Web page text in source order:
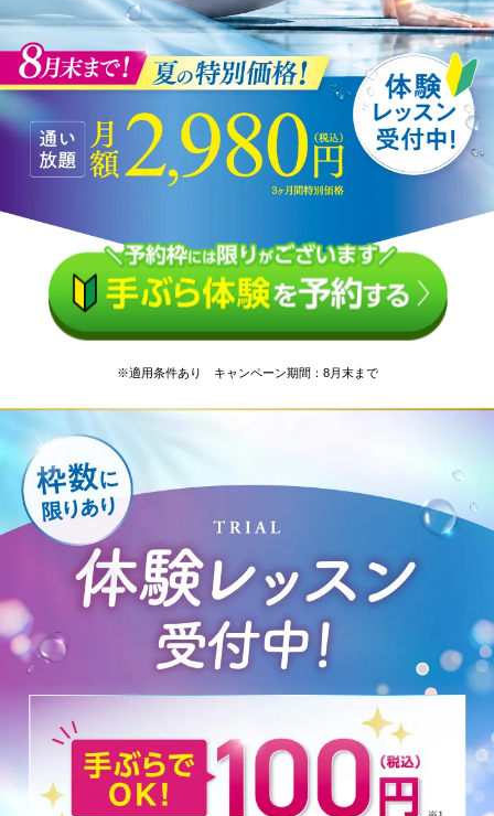
※適用条件あり キャンペーン期間：8月末まで